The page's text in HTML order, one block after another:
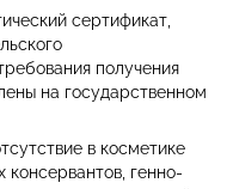
сертификат,
получения
на государственном
в косметике
консервантов, генно-